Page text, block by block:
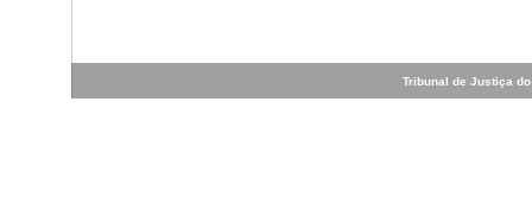
Tribunal de Justiça